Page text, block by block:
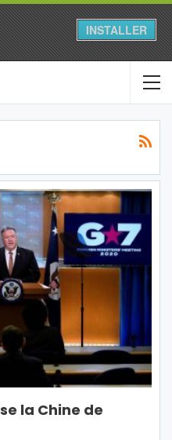
INSTALLER
la Chine de